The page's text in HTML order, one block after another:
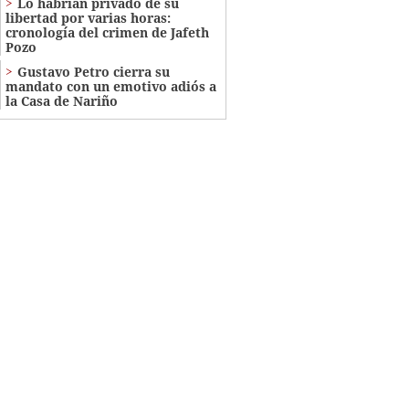
Lo habrían privado de su
libertad por varias horas:
cronología del crimen de Jafeth
Pozo
Gustavo Petro cierra su
mandato con un emotivo adiós a
la Casa de Nariño